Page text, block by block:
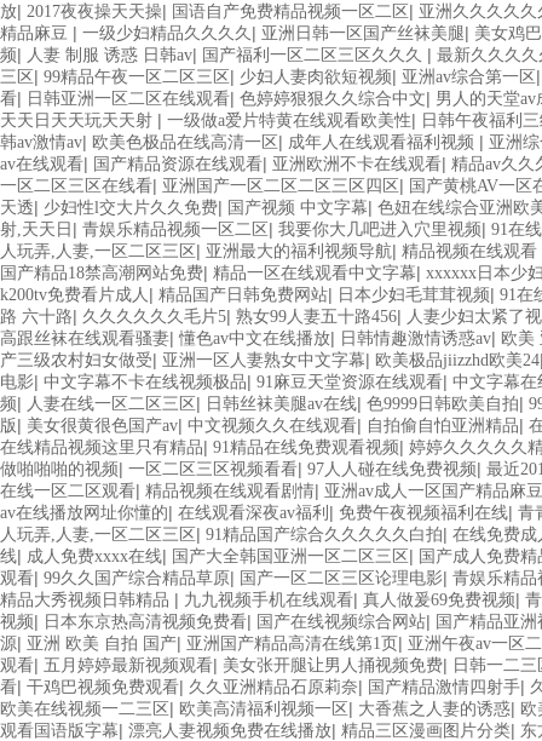
放| 2017夜夜操天天操| 国语自产免费精品视频一区二区 | 亚洲久久久久久
精品麻豆 | 一级少妇精品久久久久 | 亚洲日韩一区国产丝袜美腿| 美女鸡
频| 人妻 制服 诱惑 日韩av| 国产福利一区二区三区久久久 | 最新久久久
三区 | 99精品午夜一区二区三区 | 少妇人妻肉欲短视频| 亚洲av综合第一区
看| 日韩亚洲一区二区在线观看| 色婷婷狠狠久久综合中文| 男人的天堂av
天天日天天玩天天射 | 一级做a爱片特黄在线观看欧美性| 日韩午夜福利
韩av激情av| 欧美色极品在线高清一区 | 成年人在线观看福利视频 | 亚洲
av在线观看| 国产精品资源在线观看| 亚洲欧洲不卡在线观看| 精品av久
一区二区三区在线看| 亚洲国产一区二区二区三区四区 | 国产黄桃AV一区
天透| 少妇性l交大片久久免费| 国产视频 中文字幕| 色妞在线综合亚洲欧
射,天天日 | 青娱乐精品视频一区二区 | 我要你大几吧进入穴里视频| 91在
人玩弄,人妻,一区二区三区 | 亚洲最大的福利视频导航| 精品视频在线观看
国产精品18禁高潮网站免费| 精品一区在线观看中文字幕| xxxxxx日本少
k200tv免费看片成人 | 精品国产日韩免费网站| 日本少妇毛茸茸视频| 91在
路 六十路| 久久久久久久毛片5| 熟女99人妻五十路456| 人妻少妇太紧了
高跟丝袜在线观看骚妻|懂色av中文在线播放| 日韩情趣激情诱惑av| 欧美
产三级农村妇女做受| 亚洲一区人妻熟女中文字幕| 欧美极品jiizzhd欧美24
电影| 中文字幕不卡在线视频极品| 91麻豆天堂资源在线观看| 中文字幕在
频| 人妻在线一区二区三区 | 日韩丝袜美腿av在线| 色9999日韩欧美自拍|
版 | 美女很黄很色国产av| 中文视频久久在线观看| 自拍偷自怕亚洲精品|
在线精品视频这里只有精品| 91精品在线免费观看视频| 婷婷久久久久久
做啪啪啪的视频| 一区二区三区视频看看| 97人人碰在线免费视频| 最近
在线一区二区观看| 精品视频在线观看剧情| 亚洲av成人一区国产精品麻豆
av在线播放网址你懂的| 在线观看深夜av福利 | 免费午夜视频福利在线| 青
人玩弄,人妻,一区二区三区 | 91精品国产综合久久久久久白拍| 在线免费成
线| 成人免费xxxx在线| 国产大全韩国亚洲一区二区三区 | 国产成人免费
观看| 99久久国产综合精品草原| 国产一区二区三区论理电影| 青娱乐精品
精品大秀视频日韩精品 | 九九视频手机在线观看| 真人做爰69免费视频|
视频| 日本东京热高清视频免费看| 国产在线视频综合网站| 国产精品亚
源| 亚洲 欧美 自拍 国产| 亚洲国产精品高清在线第1页 | 亚洲午夜av一区
观看| 五月婷婷最新视频观看| 美女张开腿让男人捅视频免费| 日韩一二
看| 干鸡巴视频免费观看| 久久亚洲精品石原莉奈| 国产精品激情四射手|
欧美在线视频一二三区 | 欧美高清福利视频一区 | 大香蕉之人妻的诱惑|
观看国语版字幕| 漂亮人妻视频免费在线播放| 精品三区漫画图片分类| 东